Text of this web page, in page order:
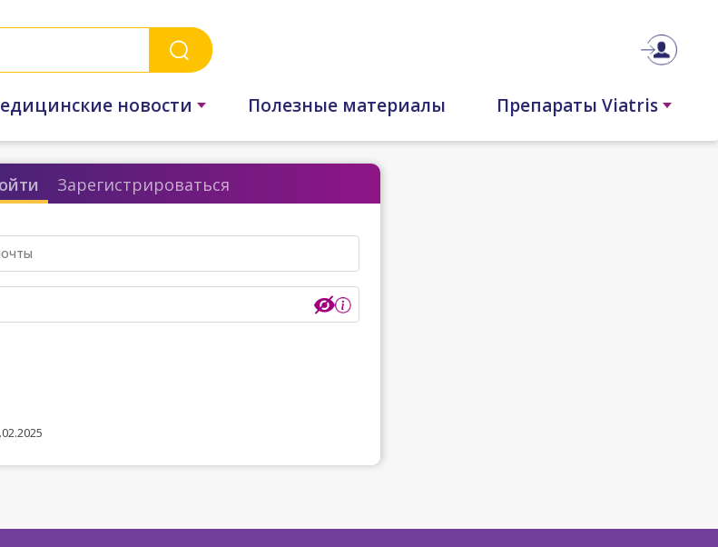
новости Полезные материалы Препараты Viatris
Зарегистрироваться